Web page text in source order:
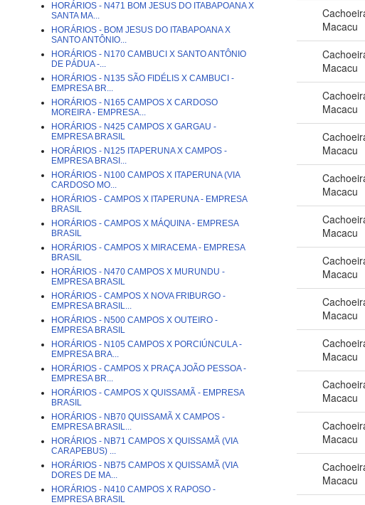
Macacu
Macacu
Macacu
Macacu
Macacu
Macacu
Macacu
Macacu
Macacu
Macacu
Macacu
Macacu
HORÁRIOS - N471 BOM JESUS DO ITABAPOANA X
SANTA MA...
HORÁRIOS - BOM JESUS DO ITABAPOANA X
SANTO ANTÔNIO...
HORÁRIOS - N170 CAMBUCI X SANTO ANTÔNIO
DE PÁDUA -...
HORÁRIOS - N135 SÃO FIDÉLIS X CAMBUCI -
EMPRESA BR...
HORÁRIOS - N165 CAMPOS X CARDOSO
MOREIRA - EMPRESA...
HORÁRIOS - N425 CAMPOS X GARGAU -
EMPRESA BRASIL
HORÁRIOS - N125 ITAPERUNA X CAMPOS -
EMPRESA BRASI...
HORÁRIOS - N100 CAMPOS X ITAPERUNA (VIA
CARDOSO MO...
HORÁRIOS - CAMPOS X ITAPERUNA - EMPRESA
BRASIL
HORÁRIOS - CAMPOS X MÁQUINA - EMPRESA
BRASIL
HORÁRIOS - CAMPOS X MIRACEMA - EMPRESA
BRASIL
HORÁRIOS - N470 CAMPOS X MURUNDU -
EMPRESA BRASIL
HORÁRIOS - CAMPOS X NOVA FRIBURGO -
EMPRESA BRASIL...
HORÁRIOS - N500 CAMPOS X OUTEIRO -
EMPRESA BRASIL
HORÁRIOS - N105 CAMPOS X PORCIÚNCULA -
EMPRESA BRA...
HORÁRIOS - CAMPOS X PRAÇA JOÃO PESSOA -
EMPRESA BR...
HORÁRIOS - CAMPOS X QUISSAMÃ - EMPRESA
BRASIL
HORÁRIOS - NB70 QUISSAMÃ X CAMPOS -
EMPRESA BRASIL...
HORÁRIOS - NB71 CAMPOS X QUISSAMÃ (VIA
CARAPEBUS) ...
HORÁRIOS - NB75 CAMPOS X QUISSAMÃ (VIA
DORES DE MA...
HORÁRIOS - N410 CAMPOS X RAPOSO -
EMPRESA BRASIL